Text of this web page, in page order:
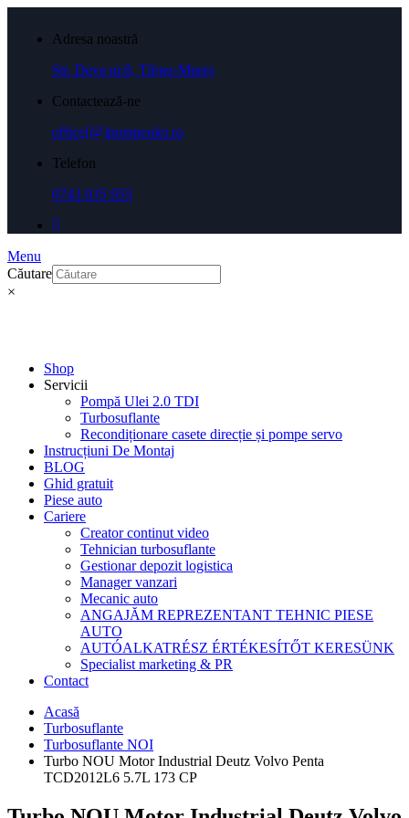
Adresa noastră
Str. Deva nr.8, Târgu-Mureș
Contactează-ne
office[@]pompeulei.ro
Telefon
0743 035 955
Menu
Căutare
×
Shop
Servicii
Pompă Ulei 2.0 TDI
Turbosuflante
Recondiționare casete direcție și pompe servo
Instrucțiuni De Montaj
BLOG
Ghid gratuit
Piese auto
Cariere
Creator continut video
Tehnician turbosuflante
Gestionar depozit logistica
Manager vanzari
Mecanic auto
ANGAJĂM REPREZENTANT TEHNIC PIESE
AUTO
AUTÓALKATRÉSZ ÉRTÉKESÍTŐT KERESÜNK
Specialist marketing & PR
Contact
Acasă
Turbosuflante
Turbosuflante NOI
Turbo NOU Motor Industrial Deutz Volvo Penta
TCD2012L6 5.7L 173 CP